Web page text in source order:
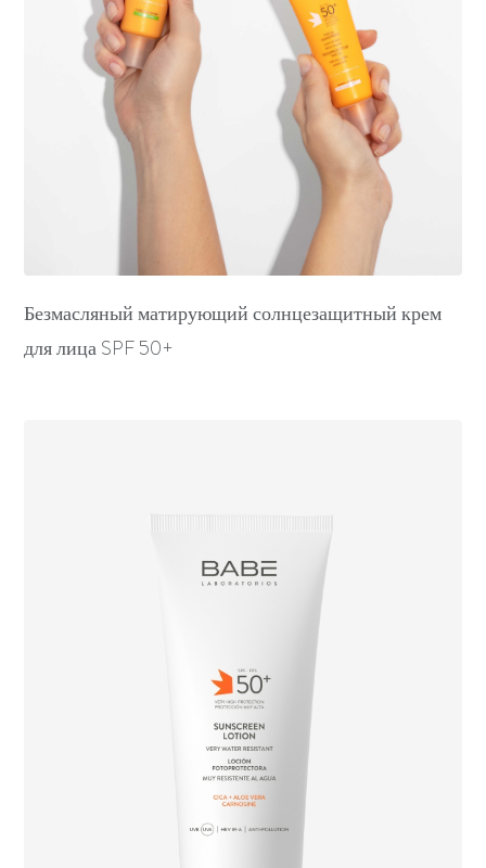
Безмасляный матирующий солнцезащитный крем
для лица SPF 50+